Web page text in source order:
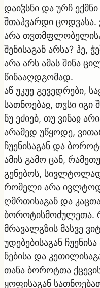
დაიჴსნი და ურჩ
შთაჰვარდი ცოდვასა.
არა თჳთმფლობელისა
შენისაგან არსა? ჰე,
არა არს ამას შინა
წინააღდგომად.
აწ უკუე გევედრები,
სათნოებაჲ, თჳსი იგი
ნუ ეძიებ, თუ ვინაჲ
არამედ უწყოდე,
ჩუენისაგან და
ამის გამო ცან,
გენებოს,
რომელი არა
ღმრთისაგან და
ბოროტისმოძულეთა.
მრავალგზის მასვე
უდებებისაგან
ნებისა და
თანა ბოროტთა
ყოფისაგან